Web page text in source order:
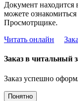
Документ
можете
Просмотрщике.
Читать онлайн
Заказ в читальный
Заказ успешно
Понятно